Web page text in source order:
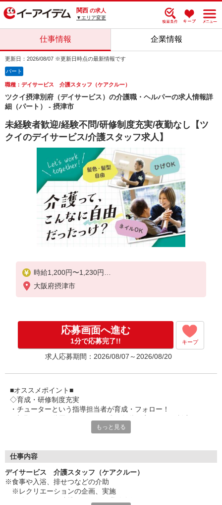
関西 の求人
▼エリア変更
仕事情報 企業情報
更新日：2026/08/07 ※更新日時点の最新情報です
パート
職種：デイサービス 介護スタッフ（ケアクルー）
ツクイ摂津別府（デイサービス）の介護職・ヘルパーの求人情報詳
細（パート） - 摂津市
未経験者歓迎/経験不問/研修制度充実/夜勤なし【ツ
クイのデイサービス/介護スタッフ求人】
時給1,200円〜1,230円
★土日祝日は時給100円アップ！
大阪府摂津市
応募画面へ進む
1分で応募完了!! キープ
求人応募期間：2026/08/07～2026/08/20
■オススメポイント■
◇育成・研修制度充実
・チューターという指導担当者が育成・フォロー！
・キャリアアップ支援制度を活用して働きながら資格取得が可能
・ツクイ独自の福祉厚生制度でプライベートも充実
・子育て支援の福利厚生制度あり！子育てと仕事の両立を応援◎
・スタッフ何でも相談窓口やライフキャリア相談など、各相談窓
口あり
もっと見る
仕事内容
デイサービス 介護スタッフ（ケアクルー）
※食事や入浴、排せつなどの介助
※レクリエーションの企画、実施